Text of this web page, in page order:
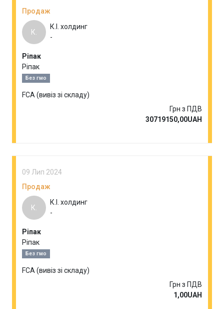
Продаж
К.
К.І. холдинг
-
Ріпак
Ріпак
Без гмо
FCA (вивіз зі складу)
Грн з ПДВ
30719150,00UAH
09 Лип 2024
Продаж
К.
К.І. холдинг
-
Ріпак
Ріпак
Без гмо
FCA (вивіз зі складу)
Грн з ПДВ
1,00UAH